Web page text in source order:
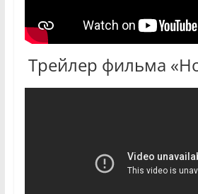
Трейлер фильма